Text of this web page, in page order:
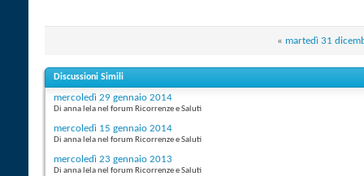
« martedì 31
Discussioni Simili
mercoledì 29 gennaio 2014
Di anna lela nel forum Ricorrenze e Saluti
mercoledì 15 gennaio 2014
Di anna lela nel forum Ricorrenze e Saluti
mercoledì 23 gennaio 2013
Di anna lela nel forum Ricorrenze e Saluti